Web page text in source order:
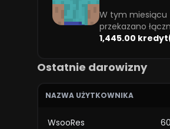
W tym miesiącu
przekazano
1,445.00
Ostatnie darowizny
NAZWA UŻYTKOWNIKA
WsooRes